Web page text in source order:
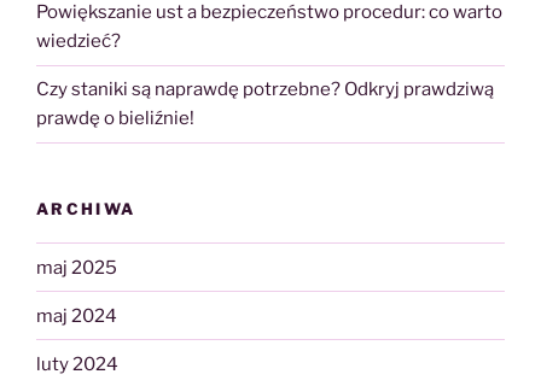
Powiększanie ust a bezpieczeństwo procedur: co warto
wiedzieć?
Czy staniki są naprawdę potrzebne? Odkryj prawdziwą
prawdę o bieliźnie!
ARCHIWA
maj 2025
maj 2024
luty 2024